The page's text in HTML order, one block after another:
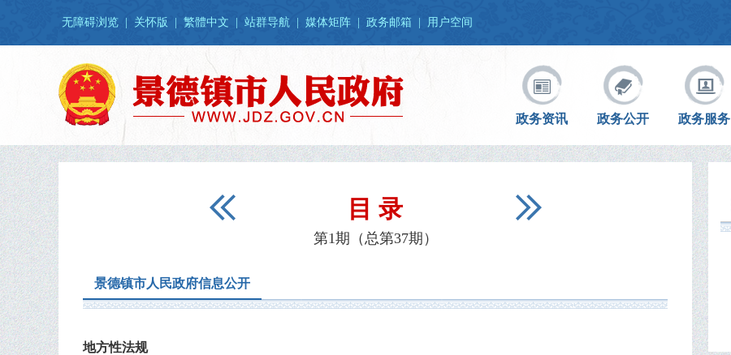
无障碍浏览 关怀版 繁體中文 站群导航 媒体矩阵 政务邮箱 用户空间
政务资讯 政务公开 政务服务
目 录
第1期（总第37期）
景德镇市人民政府信息公开
地方性法规